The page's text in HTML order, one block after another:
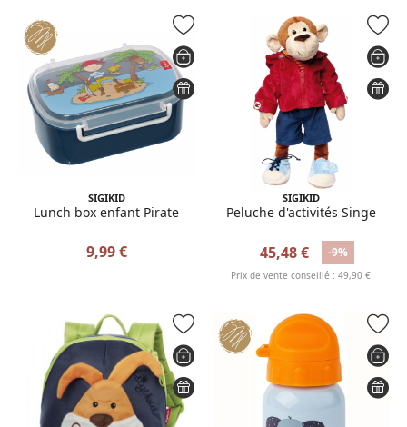
SIGIKID
Lunch box enfant Pirate
9,99 €
SIGIKID
Peluche d'activités Singe
45,48 € -9%
Prix de vente conseillé : 49,90 €